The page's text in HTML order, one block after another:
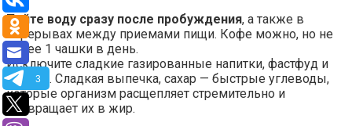
Пейте воду сразу после пробуждения, а также в
перерывах между приемами пищи. Кофе можно, но не
более 1 чашки в день.
Исключите сладкие газированные напитки, фастфуд и
мучное. Сладкая выпечка, сахар — быстрые углеводы,
которые организм расщепляет стремительно и
превращает их в жир.
3